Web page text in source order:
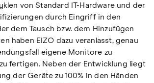
von Standard IT-Hardware und der
durch Eingriff in den
dem Tausch bzw. dem Hinzufügen
haben EIZO dazu veranlasst, genau
eigene Monitore zu
fertigen. Neben der Entwicklung liegt
der Geräte zu 100% in den Händen